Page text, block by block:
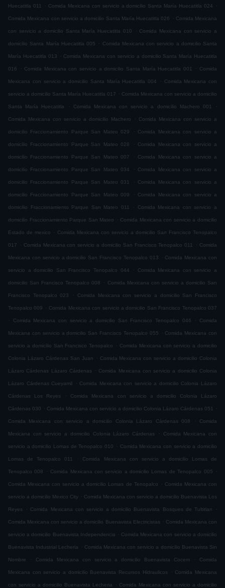
Huecatitla 011 . Comida Mexicana con servicio a domicilio Santa María Huecatitla 024 .
Comida Mexicana con servicio a domicilio Santa María Huecatitla 026 . Comida Mexicana
con servicio a domicilio Santa María Huecatitla 010 . Comida Mexicana con servicio a
domicilio Santa María Huecatitla 005 . Comida Mexicana con servicio a domicilio Santa
María Huecatitla 013 . Comida Mexicana con servicio a domicilio Santa María Huecatitla
016 . Comida Mexicana con servicio a domicilio Santa María Huecatitla 001 . Comida
Mexicana con servicio a domicilio Santa María Huecatitla 004 . Comida Mexicana con
servicio a domicilio Santa María Huecatitla 017 . Comida Mexicana con servicio a domicilio
Santa María Huecatitla . Comida Mexicana con servicio a domicilio Machero 001 .
Comida Mexicana con servicio a domicilio Machero . Comida Mexicana con servicio a
domicilio Fraccionamiento Parque San Mateo 029 . Comida Mexicana con servicio a
domicilio Fraccionamiento Parque San Mateo 028 . Comida Mexicana con servicio a
domicilio Fraccionamiento Parque San Mateo 007 . Comida Mexicana con servicio a
domicilio Fraccionamiento Parque San Mateo 034 . Comida Mexicana con servicio a
domicilio Fraccionamiento Parque San Mateo 031 . Comida Mexicana con servicio a
domicilio Fraccionamiento Parque San Mateo 009 . Comida Mexicana con servicio a
domicilio Fraccionamiento Parque San Mateo 011 . Comida Mexicana con servicio a
domicilio Fraccionamiento Parque San Mateo . Comida Mexicana con servicio a domicilio
Estado de mexico . Comida Mexicana con servicio a domicilio San Francisco Tenopalco
017 . Comida Mexicana con servicio a domicilio San Francisco Tenopalco 011 . Comida
Mexicana con servicio a domicilio San Francisco Tenopalco 013 . Comida Mexicana con
servicio a domicilio San Francisco Tenopalco 044 . Comida Mexicana con servicio a
domicilio San Francisco Tenopalco 008 . Comida Mexicana con servicio a domicilio San
Francisco Tenopalco 023 . Comida Mexicana con servicio a domicilio San Francisco
Tenopalco 009 . Comida Mexicana con servicio a domicilio San Francisco Tenopalco 037
.
Comida Mexicana con servicio a domicilio San Francisco Tenopalco 046 . Comida
Mexicana con servicio a domicilio San Francisco Tenopalco 055 . Comida Mexicana con
servicio a domicilio San Francisco Tenopalco . Comida Mexicana con servicio a domicilio
Colonia Lázaro Cárdenas San Juan . Comida Mexicana con servicio a domicilio Colonia
Lázaro Cárdenas Lázaro Cárdenas . Comida Mexicana con servicio a domicilio Colonia
Lázaro Cárdenas Cueyamil . Comida Mexicana con servicio a domicilio Colonia Lázaro
Cárdenas Los Reyes . Comida Mexicana con servicio a domicilio Colonia Lázaro
Cárdenas 030 . Comida Mexicana con servicio a domicilio Colonia Lázaro Cárdenas 051 .
Comida Mexicana con servicio a domicilio Colonia Lázaro Cárdenas 008 . Comida
Mexicana con servicio a domicilio Colonia Lázaro Cárdenas . Comida Mexicana con
servicio a domicilio Lomas de Tenopalco 010 . Comida Mexicana con servicio a domicilio
Lomas de Tenopalco 011 . Comida Mexicana con servicio a domicilio Lomas de
Tenopalco 008 . Comida Mexicana con servicio a domicilio Lomas de Tenopalco 005 .
Comida Mexicana con servicio a domicilio Lomas de Tenopalco . Comida Mexicana con
servicio a domicilio Mexico City . Comida Mexicana con servicio a domicilio Buenavista Los
Reyes . Comida Mexicana con servicio a domicilio Buenavista Bosques de Tultitlan .
Comida Mexicana con servicio a domicilio Buenavista Electricistas . Comida Mexicana con
servicio a domicilio Buenavista Independencia . Comida Mexicana con servicio a domicilio
Buenavista Industrial Lecheria . Comida Mexicana con servicio a domicilio Buenavista Sin
Nombre . Comida Mexicana con servicio a domicilio Buenavista Cocem . Comida
Mexicana con servicio a domicilio Buenavista Recursos Hidraulicos . Comida Mexicana
con servicio a domicilio Buenavista Lecheria . Comida Mexicana con servicio a domicilio